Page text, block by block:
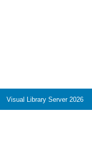
Visual Library Server 2026